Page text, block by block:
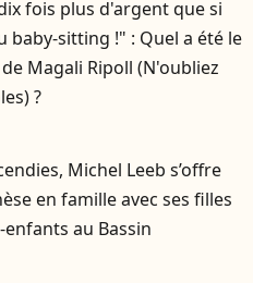
fois plus d'argent que si
baby-sitting !" : Quel a été le
Magali Ripoll (N'oubliez
?
Michel Leeb s’offre
en famille avec ses filles
au Bassin